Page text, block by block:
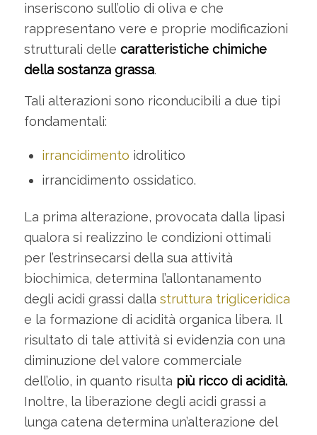
inseriscono sull’olio di oliva e che
rappresentano vere e proprie modificazioni
strutturali delle caratteristiche chimiche
della sostanza grassa.
Tali alterazioni sono riconducibili a due tipi
fondamentali:
irrancidimento idrolitico
irrancidimento ossidatico.
La prima alterazione, provocata dalla lipasi
qualora si realizzino le condizioni ottimali
per l’estrinsecarsi della sua attività
biochimica, determina l’allontanamento
degli acidi grassi dalla struttura trigliceridica
e la formazione di acidità organica libera. Il
risultato di tale attività si evidenzia con una
diminuzione del valore commerciale
dell’olio, in quanto risulta più ricco di acidità.
Inoltre, la liberazione degli acidi grassi a
lunga catena determina un’alterazione del